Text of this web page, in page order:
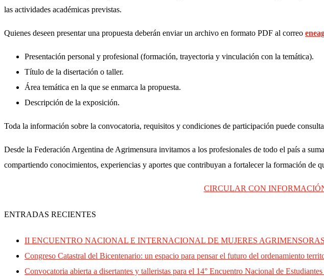
las actividades académicas previstas.
Quienes deseen presentar una propuesta deberán enviar un archivo en formato PDF al correo
Presentación personal y profesional (formación, trayectoria y vinculación con la temática).
Título de la disertación o taller.
Área temática en la que se enmarca la propuesta.
Descripción de la exposición.
Toda la información sobre la convocatoria, requisitos y condiciones de participación puede
Desde la Federación Argentina de Agrimensura invitamos a los profesionales de todo el país a
compartiendo conocimientos, experiencias y aportes que contribuyan a fortalecer la formación de
CIRCULAR CON
ENTRADAS RECIENTES
II ENCUENTRO NACIONAL E INTERNACIONAL DE MUJERES AGRIMENSORAS
Congreso Catastral del Bicentenario: un espacio para pensar el futuro del ordenamiento
Convocatoria abierta a disertantes y talleristas para el 14° Encuentro Nacional de